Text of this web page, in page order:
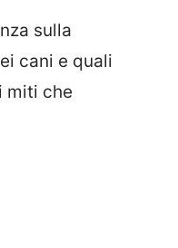
sulla
cani e quali
miti che